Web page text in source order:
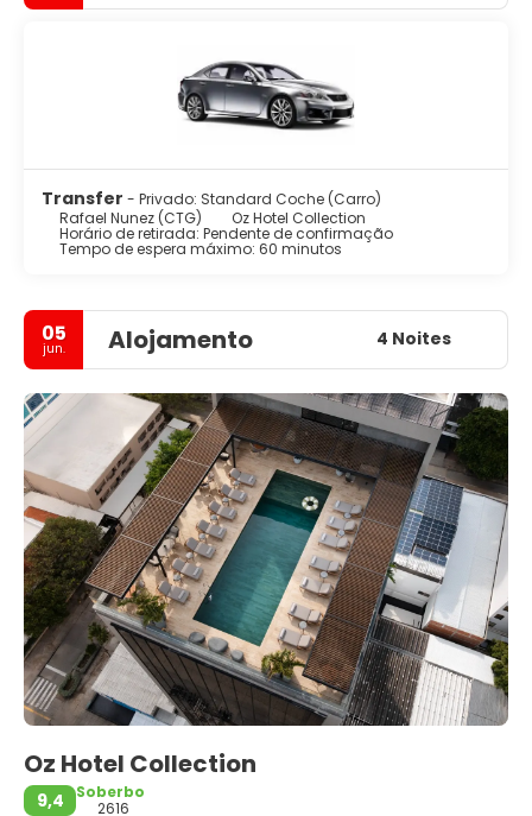
Transfer - Privado: Standard Coche (Carro)
Rafael Nunez (CTG)
Oz Hotel Collection
Horário de retirada: Pendente de confirmação
Tempo de espera máximo: 60 minutos
05
jun. Alojamento 4 Noites
Oz Hotel Collection
9,4
Soberbo
2616